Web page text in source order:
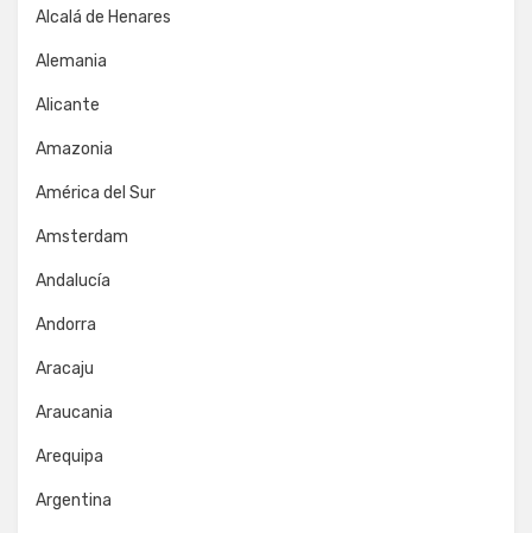
Alcalá de Henares
Alemania
Alicante
Amazonia
América del Sur
Amsterdam
Andalucía
Andorra
Aracaju
Araucania
Arequipa
Argentina